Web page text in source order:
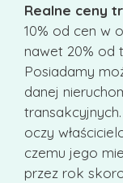
Realne ceny
10% od cen w
nawet 20% od
Posiadamy
danej
oczy
czemu jego
przez rok